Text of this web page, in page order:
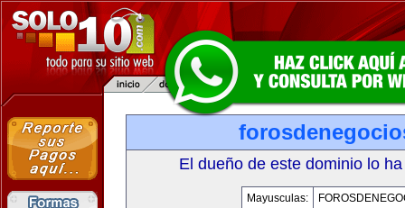
El dueño de este dominio lo
Mayusculas: